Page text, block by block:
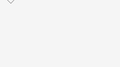
、YouTube到髒話……她